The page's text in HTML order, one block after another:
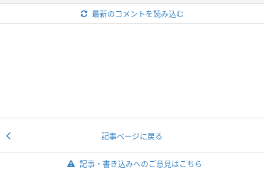
最新のコメントを読み込む
記事ページに戻る
記事・書き込みへのご意見はこちら